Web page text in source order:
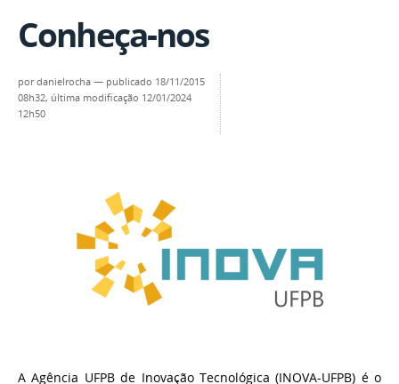
Conheça-nos
pordanielrocha — publicado 18/11/2015
08h32, última modificação 12/01/2024
12h50
A Agência UFPB de Inovação Tecnológica (INOVA-UFPB) é o